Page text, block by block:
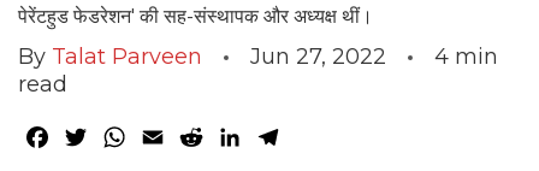
पेरेंटहुड फेडरेशन' की सह-संस्थापक और अध्यक्ष थीं।
By Talat Parveen Jun 27, 2022 4 min
read
Facebook
TwitterWhatsApp
Email RedditLinkedIn